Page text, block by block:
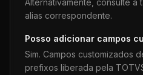
Alternativamente, consulte a
alias correspondente.
Posso adicionar campos
Sim. Campos customizados
prefixos liberada pela